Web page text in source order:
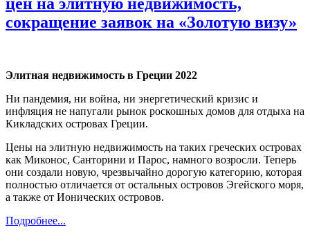
цен на элитную недвижимость,
сокращение заявок на «Золотую визу»
Элитная недвижимость в Греции 2022
Ни пандемия, ни война, ни энергетический кризис и
инфляция не напугали рынок роскошных домов для отдыха на
Кикладских островах Греции.
Цены на элитную недвижимость на таких греческих островах
как Миконос, Санторини и Парос, намного возросли. Теперь
они создали новую, чрезвычайно дорогую категорию, которая
полностью отличается от остальных островов Эгейского моря,
а также от Ионических островов.
Подробнее...